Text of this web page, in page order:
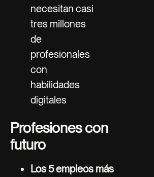
necesitan casi
tres millones
de
profesionales
con
habilidades
digitales
Profesiones con
futuro
Los 5 empleos más